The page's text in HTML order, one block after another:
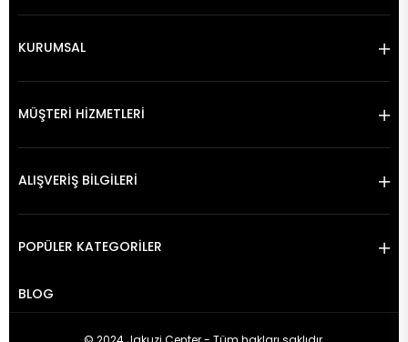
KURUMSAL
MÜŞTERİ HİZMETLERİ
ALIŞVERİŞ BİLGİLERİ
POPÜLER KATEGORİLER
BLOG